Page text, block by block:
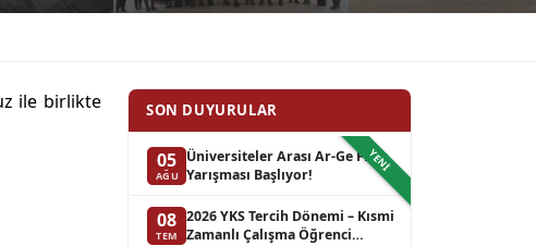
ile birlikte
SON DUYURULAR
YENI
05
AĞU
Üniversiteler Arası Ar-Ge Fikir
Yarışması Başlıyor!
08
TEM
2026 YKS Tercih Dönemi – Kısmi
Zamanlı Çalışma Öğrenci